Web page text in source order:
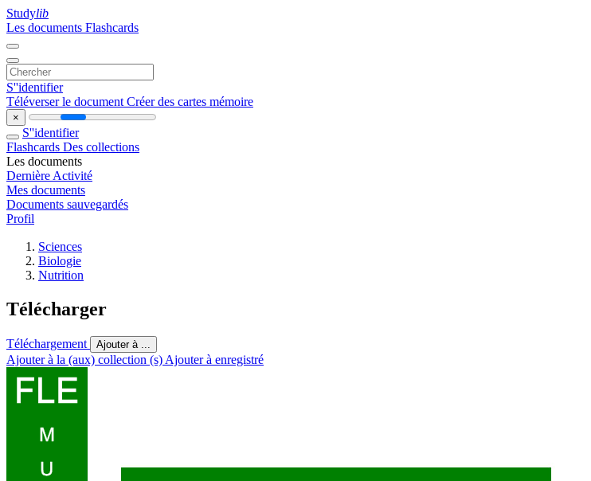
Studylib
Les documents Flashcards
S''identifier
Téléverser le document Créer des cartes mémoire
×
S''identifier
Flashcards Des collections
Les documents
Dernière Activité
Mes documents
Documents sauvegardés
Profil
Sciences
Biologie
Nutrition
Télécharger
Téléchargement Ajouter à ...
Ajouter à la (aux) collection (s) Ajouter à enregistré
FLE
M
U